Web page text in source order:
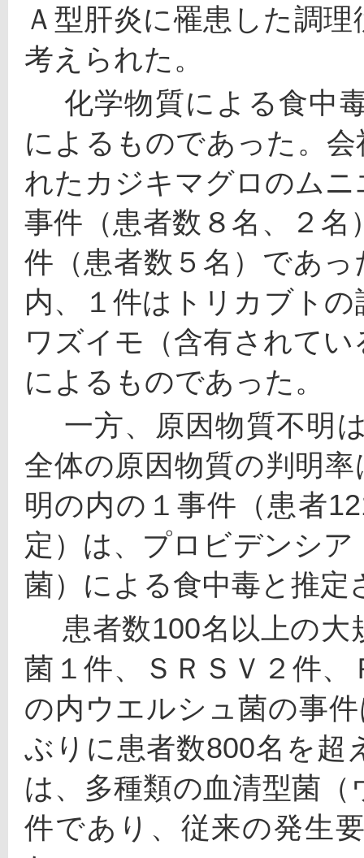
Ａ型肝炎に罹患した調
考えられた。
によるものであった。
れたカジキマグロのム
事件（患者数８名、２
件（患者数５名）であ
内、１件はトリカブト
ワズイモ（含有されて
によるものであった。
全体の原因物質の判明
明の内の１事件（患者
定）は、プロビデンシ
菌）による食中毒と推定
菌１件、ＳＲＳＶ２件
の内ウエルシュ菌の事
ぶりに患者数800名を超
は、多種類の血清型菌
件であり、従来の発生